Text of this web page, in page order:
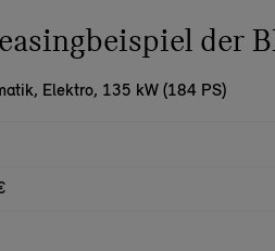
der
Elektro, 135 kW (184 PS)